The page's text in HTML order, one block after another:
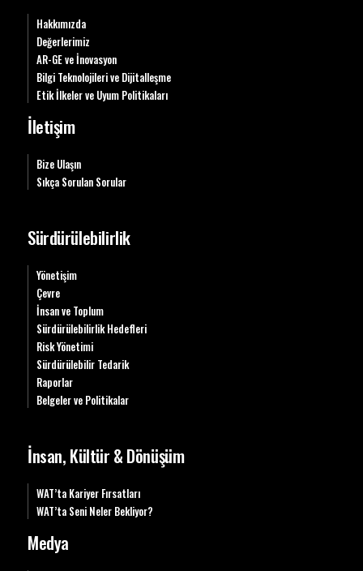
Hakkımızda
Değerlerimiz
AR-GE ve İnovasyon
Bilgi Teknolojileri ve Dijitalleşme
Etik İlkeler ve Uyum Politikaları
İletişim
Bize Ulaşın
Sıkça Sorulan Sorular
Sürdürülebilirlik
Yönetişim
Çevre
İnsan ve Toplum
Sürdürülebilirlik Hedefleri
Risk Yönetimi
Sürdürülebilir Tedarik
Raporlar
Belgeler ve Politikalar
İnsan, Kültür & Dönüşüm
WAT’ta Kariyer Fırsatları
WAT’ta Seni Neler Bekliyor?
Medya